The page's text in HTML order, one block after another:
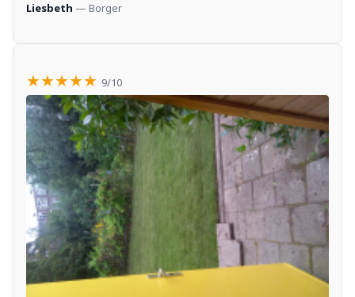
Liesbeth — Borger
★★★★★ 9/10